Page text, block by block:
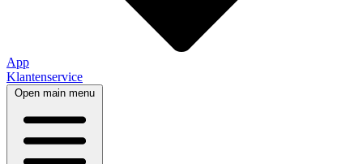
App
Klantenservice
Open main menu